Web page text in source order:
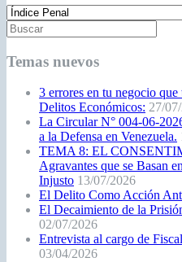
Temas nuevos
3 errores en tu negocio
Delitos Económicos: 27/
La Circular N° 004-06-
a la Defensa en Venezuela.
TEMA 8: EL
Agravantes que se Basan
Injusto 13/07/2026
El Delito Como Acción
El Decaimiento de la
02/07/2026
Entrevista al cargo de
03/04/2026